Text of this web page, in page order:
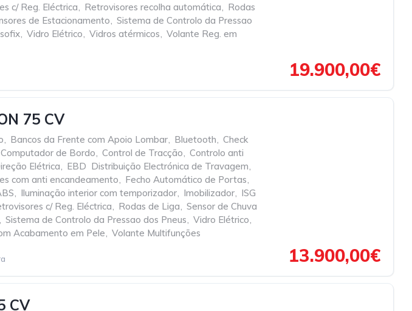
c/ Reg. Eléctrica, Retrovisores recolha automática, Rodas
de Estacionamento, Sistema de Controlo da Pressao
, Vidro Elétrico, Vidros atérmicos, Volante Reg. em
19.900,00€
75 CV
, Bancos da Frente com Apoio Lombar, Bluetooth, Check
Computador de Bordo, Control de Tracção, Controlo anti
Elétrica, EBD  Distribuição Electrónica de Travagem,
com anti encandeamento, Fecho Automático de Portas,
, Iluminação interior com temporizador, Imobilizador, ISG 
c/ Reg. Eléctrica, Rodas de Liga, Sensor de Chuva
, Sistema de Controlo da Pressao dos Pneus, Vidro Elétrico,
Acabamento em Pele, Volante Multifunções
13.900,00€
CV